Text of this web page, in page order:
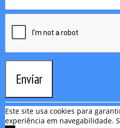
Enviar
Este site usa cookies para
experiência em navegabilidade.